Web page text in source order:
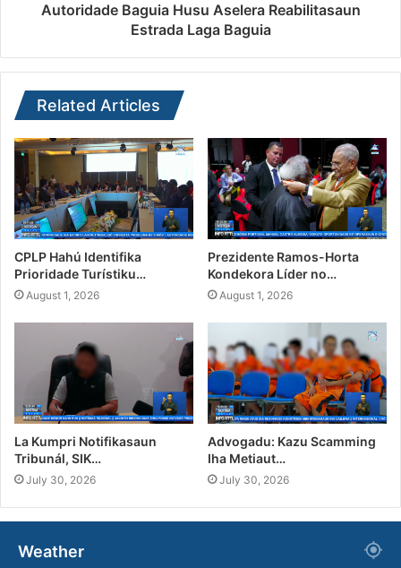
Autoridade Baguia Husu Aselera Reabilitasaun
Estrada Laga Baguia
Related Articles
CPLP Hahú Identifika
Prioridade Turístiku…
August 1, 2026
Prezidente Ramos-Horta
Kondekora Líder no…
August 1, 2026
La Kumpri Notifikasaun
Tribunál, SIK…
July 30, 2026
Advogadu: Kazu Scamming
Iha Metiaut…
July 30, 2026
Weather